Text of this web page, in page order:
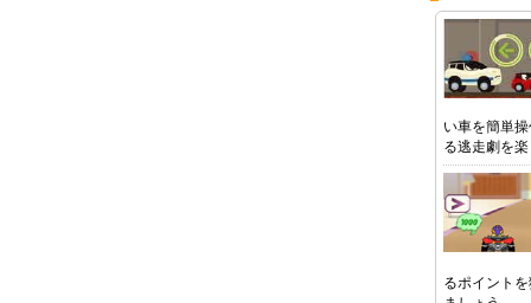
い車を簡単
る逃走劇を
るポイント